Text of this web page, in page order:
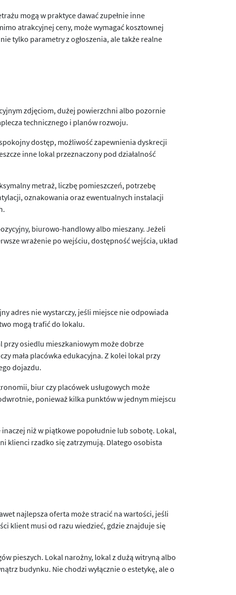
mogą w praktyce dawać zupełnie inne
atrakcyjnej ceny, może wymagać kosztownej
tylko parametry z ogłoszenia, ale także realne
zdjęciom, dużej powierzchni albo pozornie
technicznego i planów rozwoju.
dostęp, możliwość zapewnienia dyskrecji
inne lokal przeznaczony pod działalność
metraż, liczbę pomieszczeń, potrzebę
oznakowania oraz ewentualnych instalacji
biurowo-handlowy albo mieszany. Jeżeli
wrażenie po wejściu, dostępność wejścia, układ
adres nie wystarczy, jeśli miejsce nie odpowiada
mogą trafić do lokalu.
osiedlu mieszkaniowym może dobrze
mała placówka edukacyjna. Z kolei lokal przy
dojazdu.
biur czy placówek usługowych może
ponieważ kilka punktów w jednym miejscu
niż w piątkowe popołudnie lub sobotę. Lokal,
klienci rzadko się zatrzymują. Dlatego osobista
najlepsza oferta może stracić na wartości, jeśli
klient musi od razu wiedzieć, gdzie znajduje się
pieszych. Lokal narożny, lokal z dużą witryną albo
budynku. Nie chodzi wyłącznie o estetykę, ale o